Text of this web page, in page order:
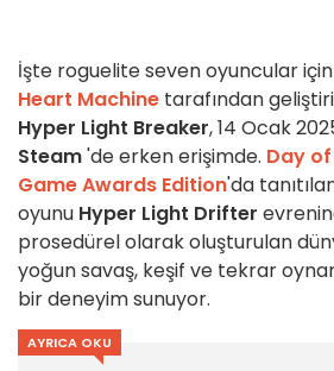
İşte roguelite seven oyuncular
Heart Machine tarafından
Hyper Light Breaker, 14 Ocak
Steam'de erken erişimde. Day
Game Awards Edition'da
oyunu Hyper Light Drifter
prosedürel olarak oluşturulan
yoğun savaş, keşif ve tekrar
bir deneyim sunuyor.
AYRICA OKU